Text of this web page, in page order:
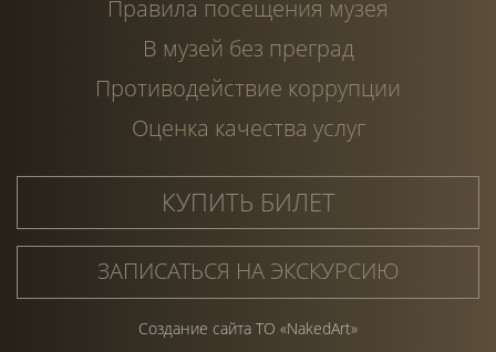
Правила посещения музея
В музей без преград
Противодействие коррупции
Оценка качества услуг
КУПИТЬ БИЛЕТ
ЗАПИСАТЬСЯ НА ЭКСКУРСИЮ
Создание сайта ТО «NakedArt»